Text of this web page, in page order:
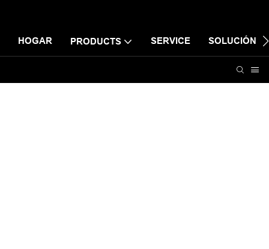
HOGAR PRODUCTS SERVICE SOLUCIÓN